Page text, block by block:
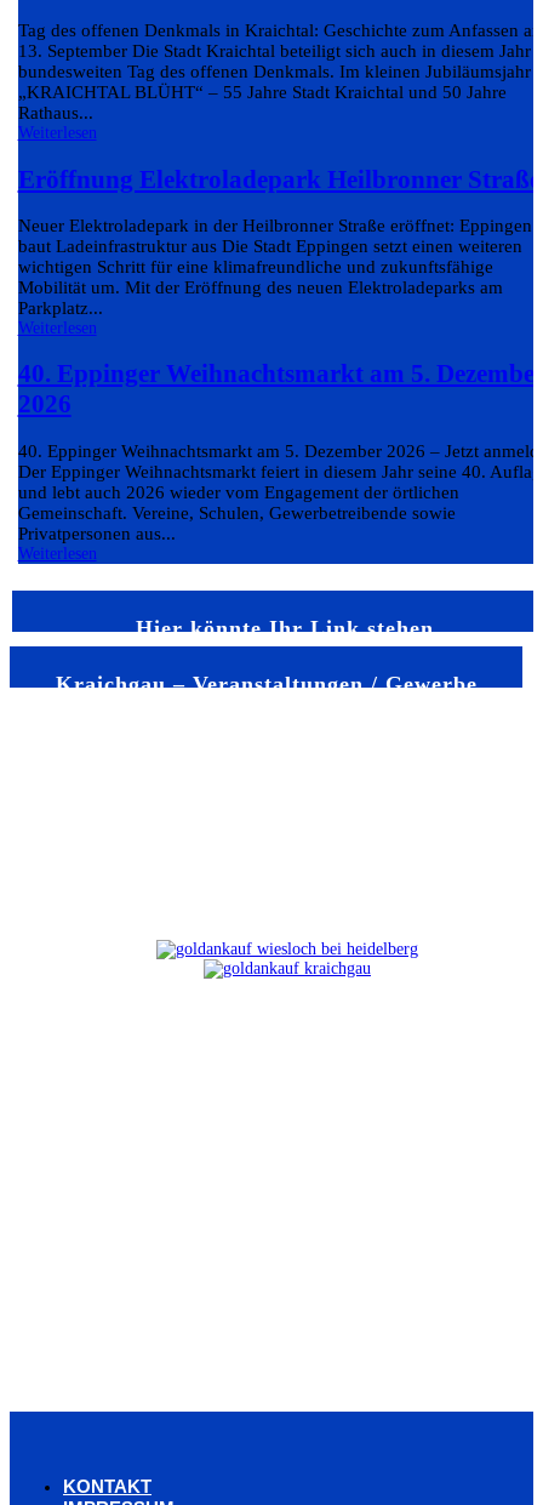
Tag des offenen Denkmals in Kraichtal: Geschichte zum Anfassen
13. September Die Stadt Kraichtal beteiligt sich auch in diesem Jahr
bundesweiten Tag des offenen Denkmals. Im kleinen Jubiläumsjahr
„KRAICHTAL BLÜHT“ – 55 Jahre Stadt Kraichtal und 50 Jahre
Rathaus...
Weiterlesen
Eröffnung Elektroladepark Heilbronner Straße
Neuer Elektroladepark in der Heilbronner Straße eröffnet: Eppingen
baut Ladeinfrastruktur aus Die Stadt Eppingen setzt einen weiteren
wichtigen Schritt für eine klimafreundliche und zukunftsfähige
Mobilität um. Mit der Eröffnung des neuen Elektroladeparks am
Parkplatz...
Weiterlesen
40. Eppinger Weihnachtsmarkt am 5.
2026
40. Eppinger Weihnachtsmarkt am 5. Dezember 2026 – Jetzt
Der Eppinger Weihnachtsmarkt feiert in diesem Jahr seine 40.
und lebt auch 2026 wieder vom Engagement der örtlichen
Gemeinschaft. Vereine, Schulen, Gewerbetreibende sowie
Privatpersonen aus...
Weiterlesen
Hier könnte Ihr Link stehen
Kraichgau – Veranstaltungen / Gewerbe
KONTAKT